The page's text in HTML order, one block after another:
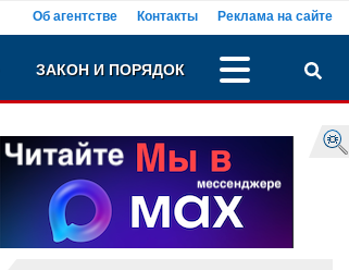
Об агентстве Контакты Реклама на сайте
ЗАКОН И ПОРЯДОК